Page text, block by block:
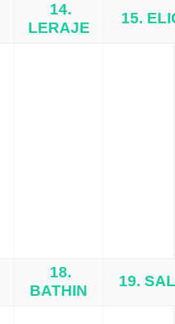
14.
LERAJE
15.
18.
BATHIN
19.